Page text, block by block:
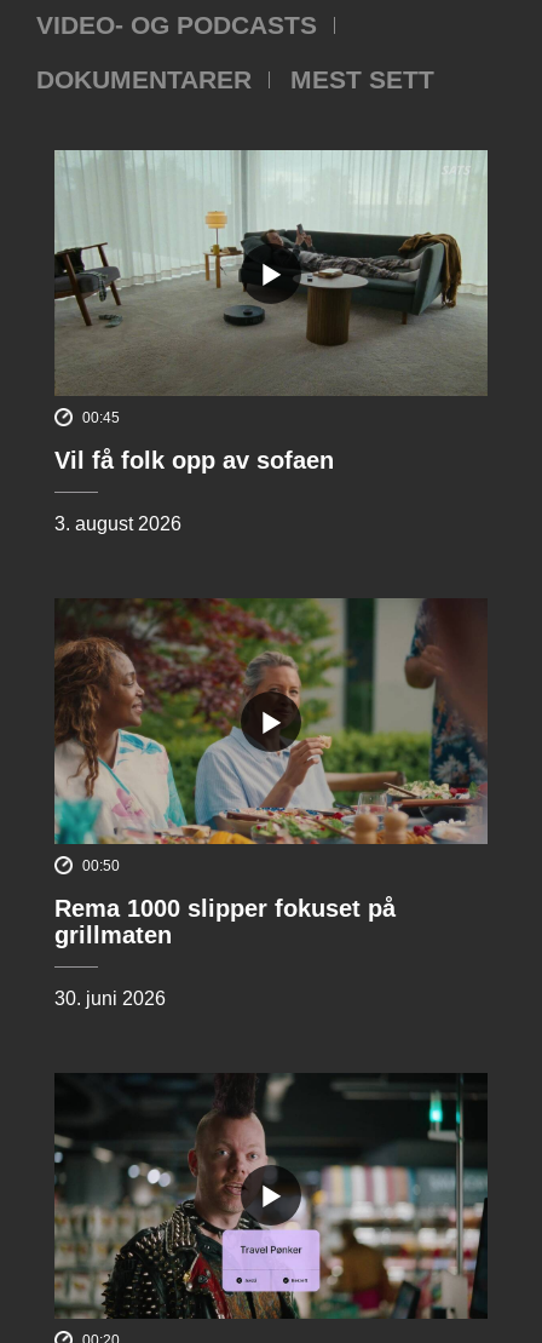
VIDEO- OG PODCASTS
DOKUMENTARER
MEST SETT
00:45
Vil få folk opp av sofaen
3. august 2026
00:50
Rema 1000 slipper fokuset på
grillmaten
30. juni 2026